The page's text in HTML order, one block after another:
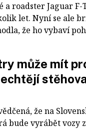
a roadster Jaguar F-
let. Nyní se ale
že ho vybaví
může mít
že na
bude vyrábět vozy